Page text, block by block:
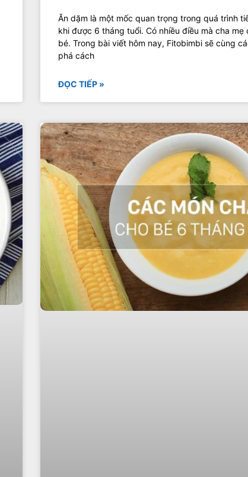
Ăn dặm là một mốc quan trọng trong quá trình
khi được 6 tháng tuổi. Có nhiều điều mà cha
bé. Trong bài viết hôm nay, Fitobimbi sẽ cùng
phá cách
ĐỌC TIẾP »